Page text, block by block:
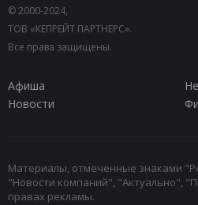
© 2000-2024,
ТОВ «КЕПРЕЙТ ПАРТНЕРС».
Все права защищены.
Афиша
Новости
Материалы, отмеченные знаками
"Новости компаний", "Актуально",
правах рекламы.